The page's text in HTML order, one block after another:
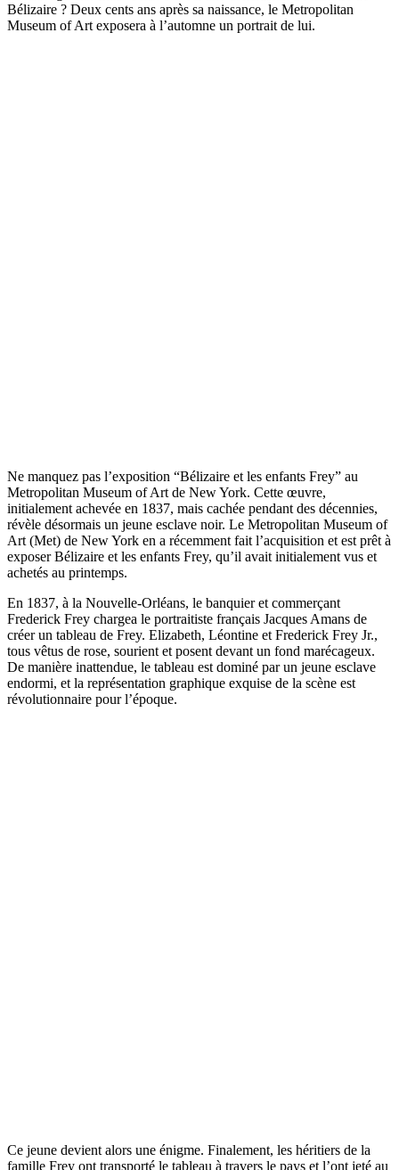
Bélizaire ? Deux cents ans après sa naissance, le Metropolitan
Museum of Art exposera à l’automne un portrait de lui.
Ne manquez pas l’exposition “Bélizaire et les enfants Frey” au
Metropolitan Museum of Art de New York. Cette œuvre,
initialement achevée en 1837, mais cachée pendant des décennies,
révèle désormais un jeune esclave noir. Le Metropolitan Museum of
Art (Met) de New York en a récemment fait l’acquisition et est prêt à
exposer Bélizaire et les enfants Frey, qu’il avait initialement vus et
achetés au printemps.
En 1837, à la Nouvelle-Orléans, le banquier et commerçant
Frederick Frey chargea le portraitiste français Jacques Amans de
créer un tableau de Frey. Elizabeth, Léontine et Frederick Frey Jr.,
tous vêtus de rose, sourient et posent devant un fond marécageux.
De manière inattendue, le tableau est dominé par un jeune esclave
endormi, et la représentation graphique exquise de la scène est
révolutionnaire pour l’époque.
Ce jeune devient alors une énigme. Finalement, les héritiers de la
famille Frey ont transporté le tableau à travers le pays et l’ont jeté au